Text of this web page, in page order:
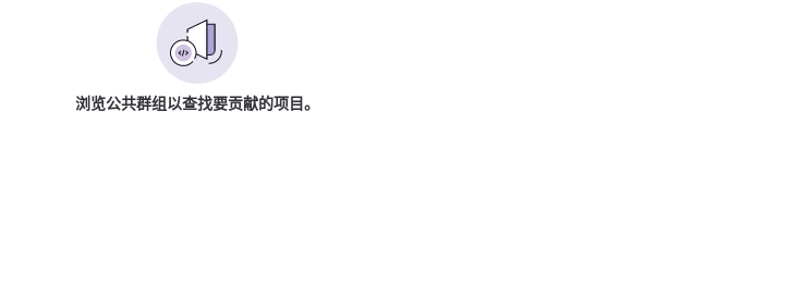
浏览公共群组以查找要贡献的项目。